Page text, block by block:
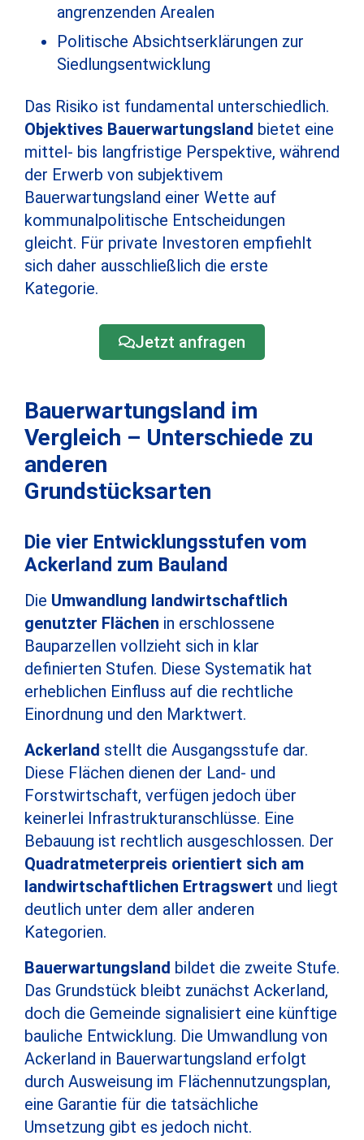
angrenzenden Arealen
Politische Absichtserklärungen zur
Siedlungsentwicklung
Das Risiko ist fundamental unterschiedlich.
Objektives Bauerwartungsland bietet eine
mittel- bis langfristige Perspektive, während
der Erwerb von subjektivem
Bauerwartungsland einer Wette auf
kommunalpolitische Entscheidungen
gleicht. Für private Investoren empfiehlt
sich daher ausschließlich die erste
Kategorie.
Jetzt anfragen
Bauerwartungsland im
Vergleich – Unterschiede zu
anderen
Grundstücksarten
Die vier Entwicklungsstufen vom
Ackerland zum Bauland
Die Umwandlung landwirtschaftlich
genutzter Flächen in erschlossene
Bauparzellen vollzieht sich in klar
definierten Stufen. Diese Systematik hat
erheblichen Einfluss auf die rechtliche
Einordnung und den Marktwert.
Ackerland stellt die Ausgangsstufe dar.
Diese Flächen dienen der Land- und
Forstwirtschaft, verfügen jedoch über
keinerlei Infrastrukturanschlüsse. Eine
Bebauung ist rechtlich ausgeschlossen. Der
Quadratmeterpreis orientiert sich am
landwirtschaftlichen Ertragswert und liegt
deutlich unter dem aller anderen
Kategorien.
Bauerwartungsland bildet die zweite Stufe.
Das Grundstück bleibt zunächst Ackerland,
doch die Gemeinde signalisiert eine künftige
bauliche Entwicklung. Die Umwandlung von
Ackerland in Bauerwartungsland erfolgt
durch Ausweisung im Flächennutzungsplan,
eine Garantie für die tatsächliche
Umsetzung gibt es jedoch nicht.